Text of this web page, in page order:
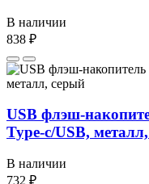
В наличии
838 ₽
USB флэш-
Type-c/USB,
В наличии
732 ₽